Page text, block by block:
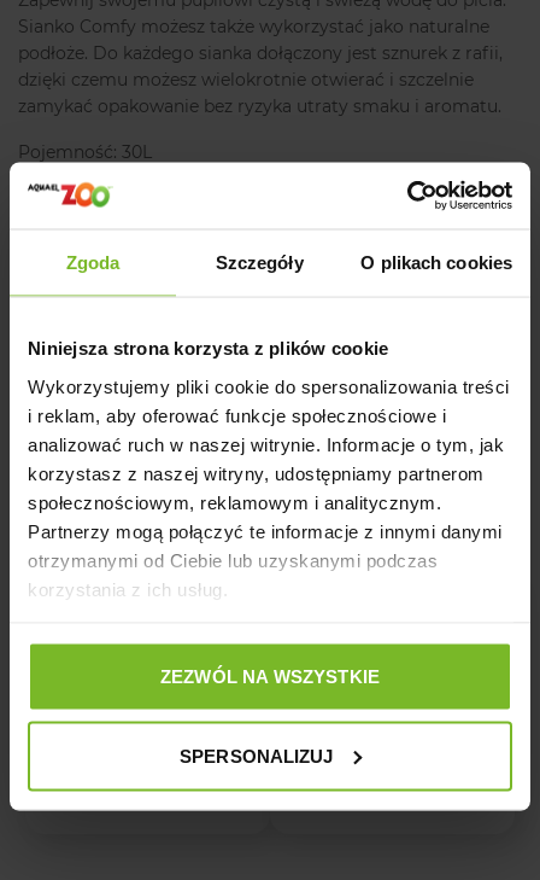
Zgoda Szczegóły O plikach cookies
Niniejsza strona korzysta z plików cookie
Wykorzystujemy pliki cookie do spersonalizowania treści
i reklam, aby oferować funkcje społecznościowe i
analizować ruch w naszej witrynie. Informacje o tym, jak
korzystasz z naszej witryny, udostępniamy partnerom
społecznościowym, reklamowym i analitycznym.
Partnerzy mogą połączyć te informacje z innymi danymi
otrzymanymi od Ciebie lub uzyskanymi podczas
korzystania z ich usług.
ZEZWÓL NA WSZYSTKIE
SPERSONALIZUJ
Sianko Comfy możesz także wykorzystać jako naturalne
podłoże. Do każdego sianka dołączony jest sznurek z rafii,
dzięki czemu możesz wielokrotnie otwierać i szczelnie
zamykać opakowanie bez ryzyka utraty smaku i aromatu.
Pojemność: 30L
Producent
Opinie
Powiązane artykuły na blogu
Opinie o produkcie: COMFY SIANKO 30
L/500g
4.8
5opinii klientów
z całego okresu
zebranych i zweryfikowanych przez 2
1 0%